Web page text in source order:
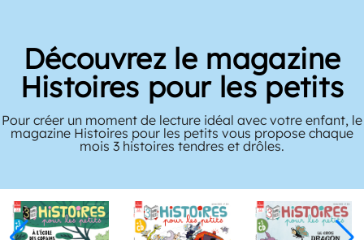
Découvrez le magazine
Histoires pour les petits
Pour créer un moment de lecture idéal avec votre enfant, le
magazine Histoires pour les petits vous propose chaque
mois 3 histoires tendres et drôles.